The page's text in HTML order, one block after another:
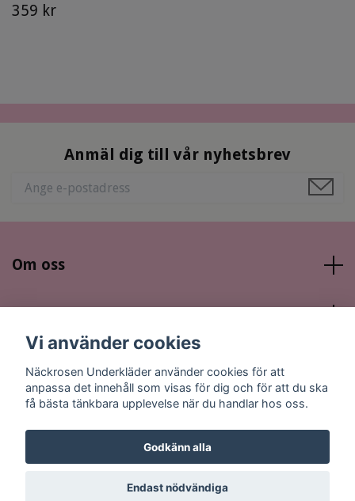
359 kr
Anmäl dig till vår nyhetsbrev
Om oss
Sociala medier
© 2026 Näckrosen Underkläder
Vi använder cookies
Näckrosen Underkläder använder cookies för att
anpassa det innehåll som visas för dig och för att du ska
få bästa tänkbara upplevelse när du handlar hos oss.
Godkänn alla
Endast nödvändiga